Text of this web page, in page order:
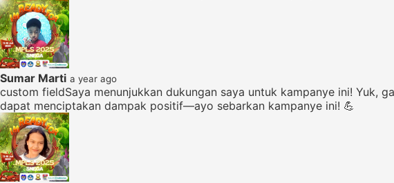
Sumar Marti a year ago
custom fieldSaya menunjukkan dukungan saya untuk kampanye ini! Yuk,
dapat menciptakan dampak positif—ayo sebarkan kampanye ini! 💪